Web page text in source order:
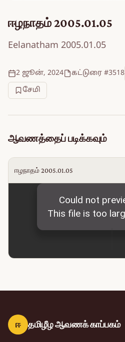
ஈழநாதம் 2005.01.05
Eelanatham 2005.01.05
2 ஜூன், 2024 கட்டுரை #3518
சேமி
ஆவணத்தைப் படிக்கவும்
ஈழநாதம் 2005.01.05
ஈ தமிழீழ ஆவணக் காப்பகம்